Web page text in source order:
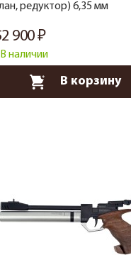
редуктор) 6,35 мм
900
В наличии
В корзину